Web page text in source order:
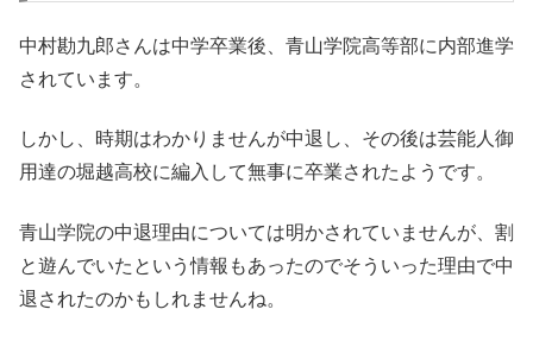
中村勘九郎さんは中学卒業後、青山学院高等部に内部進学
されています。
しかし、時期はわかりませんが中退し、その後は芸能人御
用達の堀越高校に編入して無事に卒業されたようです。
青山学院の中退理由については明かされていませんが、割
と遊んでいたという情報もあったのでそういった理由で中
退されたのかもしれませんね。